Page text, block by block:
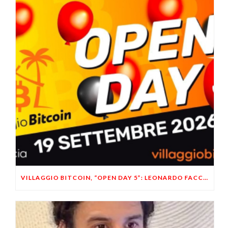
VILLAGGIO BITCOIN, “OPEN DAY 5”: LEONARDO FACCO OSPITE A BRESCIA